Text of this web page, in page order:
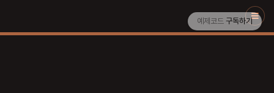
예제코드 구독하기